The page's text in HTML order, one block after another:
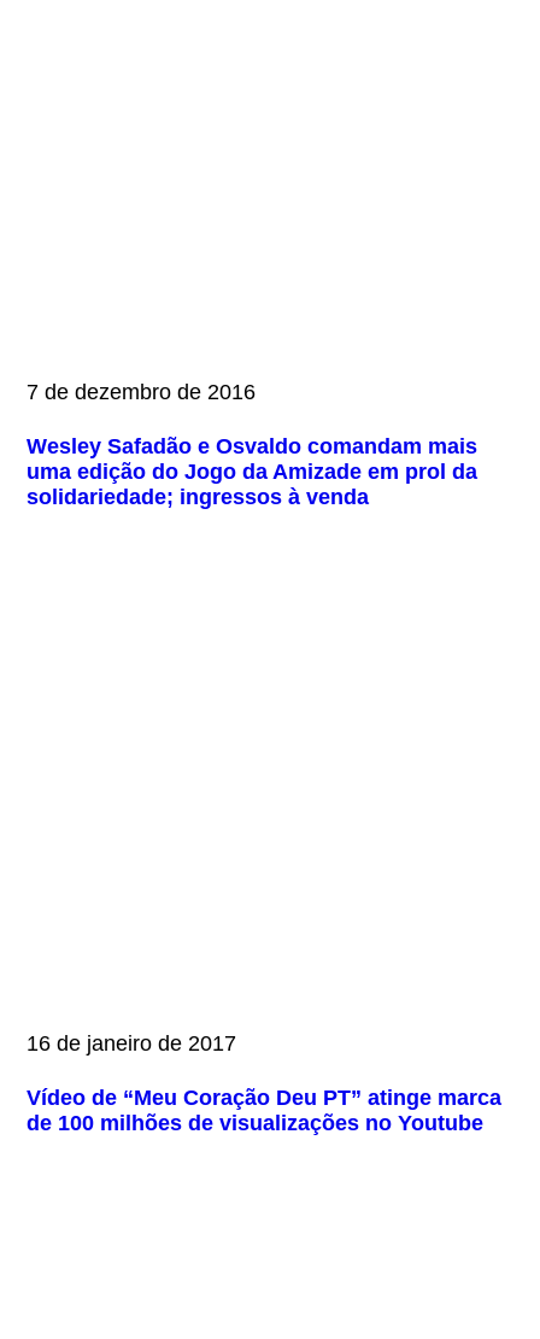
7 de dezembro de 2016
Wesley Safadão e Osvaldo comandam mais
uma edição do Jogo da Amizade em prol da
solidariedade; ingressos à venda
16 de janeiro de 2017
Vídeo de “Meu Coração Deu PT” atinge marca
de 100 milhões de visualizações no Youtube